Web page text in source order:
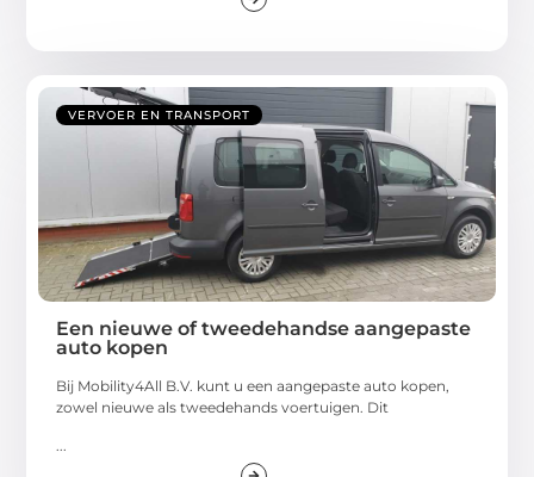
VERVOER EN TRANSPORT
Een nieuwe of tweedehandse aangepaste
auto kopen
Bij Mobility4All B.V. kunt u een aangepaste auto kopen,
zowel nieuwe als tweedehands voertuigen. Dit
...